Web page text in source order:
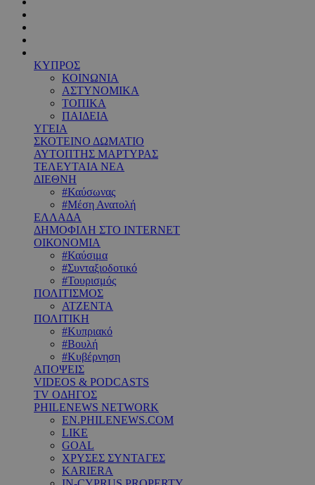
ΚΥΠΡΟΣ
ΚΟΙΝΩΝΙΑ
ΑΣΤΥΝΟΜΙΚΑ
ΤΟΠΙΚΑ
ΠΑΙΔΕΙΑ
ΥΓΕΙΑ
ΣΚΟΤΕΙΝΟ ΔΩΜΑΤΙΟ
ΑΥΤΟΠΤΗΣ ΜΑΡΤΥΡΑΣ
ΤΕΛΕΥΤΑΙΑ ΝΕΑ
ΔΙΕΘΝΗ
#Καύσωνας
#Μέση Ανατολή
ΕΛΛΑΔΑ
ΔΗΜΟΦΙΛΗ ΣΤΟ INTERNET
ΟΙΚΟΝΟΜΙΑ
#Καύσιμα
#Συνταξιοδοτικό
#Τουρισμός
ΠΟΛΙΤΙΣΜΟΣ
ΑΤΖΕΝΤΑ
ΠΟΛΙΤΙΚΗ
#Κυπριακό
#Βουλή
#Κυβέρνηση
ΑΠΟΨΕΙΣ
VIDEOS & PODCASTS
TV ΟΔΗΓΟΣ
PHILENEWS NETWORK
EN.PHILENEWS.COM
LIKE
GOAL
ΧΡΥΣΕΣ ΣΥΝΤΑΓΕΣ
KARIERA